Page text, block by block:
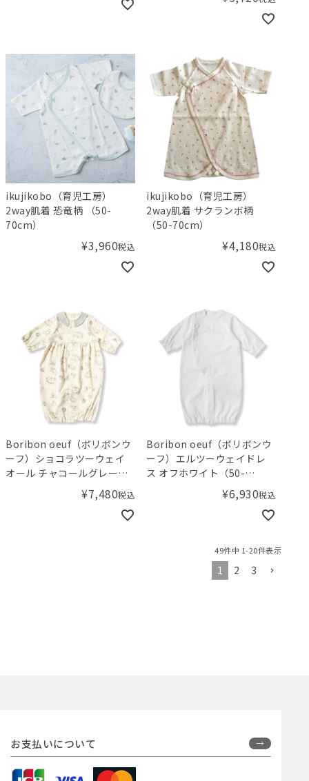
ikujikobo（育児工房）
2way肌着 恐竜柄 （50-
70cm）
¥3,960税込
ikujikobo（育児工房）
2way肌着 サクランボ柄
（50-70cm）
¥4,180税込
Boribon oeuf（ボリボンウ
ーフ）ショコラツーウェイ
オール チャコールグレー
¥7,480税込
Boribon oeuf（ボリボンウ
ーフ）エルツーウェイドレ
ス オフホワイト（50-
¥6,930税込
49件中 1-20件表示
1 2 3
お支払いについて